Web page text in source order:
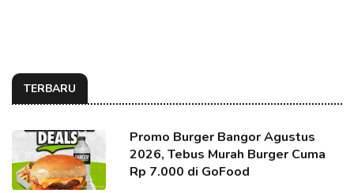
TERBARU
Promo Burger Bangor Agustus
2026, Tebus Murah Burger Cuma
Rp 7.000 di GoFood